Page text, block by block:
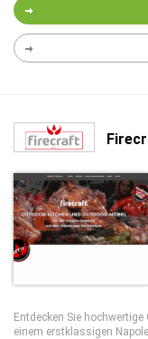
Entdecken Sie
einem erstklassigen